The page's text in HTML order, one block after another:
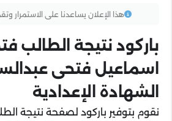
هذا الإعلان يساعدنا على الاستمرار
باركود نتيجة الطالب
اسماعيل فتحى
الشهادة الإعدادية
نقوم بتوفير باركود لصفحة نتيجة